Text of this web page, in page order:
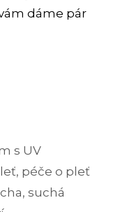
dáme pár
s UV
, péče o pleť
, suchá